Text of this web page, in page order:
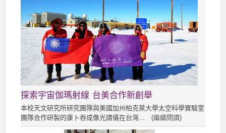
探索宇宙伽瑪射線 台美合作新創舉
本校天文研究所研究團隊與美國加州柏克萊大學太空科學實驗室
團隊合作研製的康卜吞成像光譜儀在台灣... (繼續閱讀)